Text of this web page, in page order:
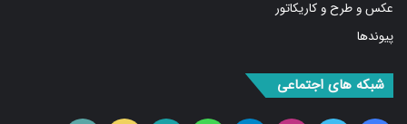
پیوندها
فیس توییتراینستاگرامتلگرامواتس
آپارات ایتا